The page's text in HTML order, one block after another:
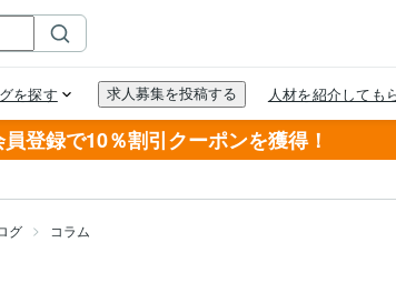
登録で10％割引クーポンを獲得！
グ コラム